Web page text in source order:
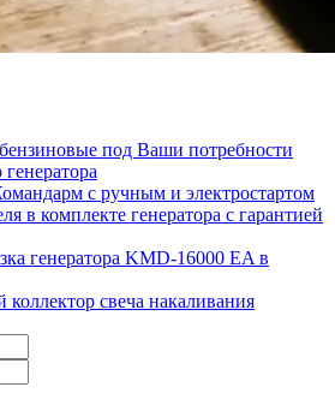
под Ваши потребности
с ручным и электростартом
в комплекте генератора с гарантией
генератора KMD-16000 EA в
коллектор свеча накаливания